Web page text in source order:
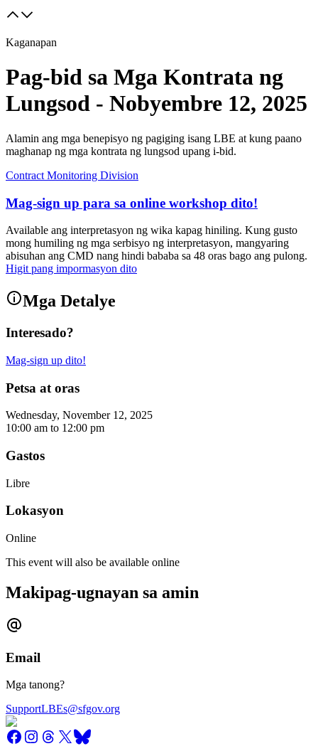
Kaganapan
Pag-bid sa Mga Kontrata ng
Lungsod - Nobyembre 12, 2025
Alamin ang mga benepisyo ng pagiging isang LBE at kung paano
maghanap ng mga kontrata ng lungsod upang i-bid.
Contract Monitoring Division
Mag-sign up para sa online workshop dito!
Available ang interpretasyon ng wika kapag hiniling. Kung gusto
mong humiling ng mga serbisyo ng interpretasyon, mangyaring
abisuhan ang CMD nang hindi bababa sa 48 oras bago ang pulong.
Higit pang impormasyon dito
Mga Detalye
Interesado?
Mag-sign up dito!
Petsa at oras
Wednesday, November 12, 2025
10:00 am to 12:00 pm
Gastos
Libre
Lokasyon
Online
This event will also be available online
Makipag-ugnayan sa amin
Email
Mga tanong?
SupportLBEs@sfgov.org